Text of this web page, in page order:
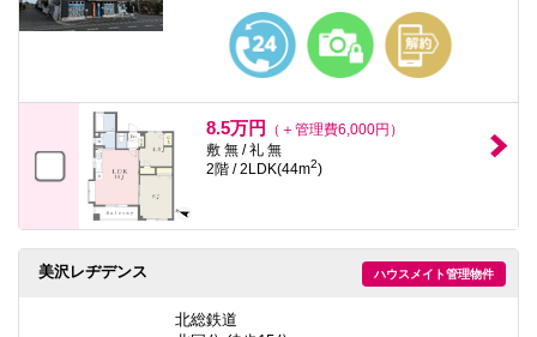
8.5万円
（＋管理費6,000円）
敷 無 / 礼 無
2階 / 2LDK(44m2)
ハウスメイト管理物件
美沢レヂデンス
北総鉄道